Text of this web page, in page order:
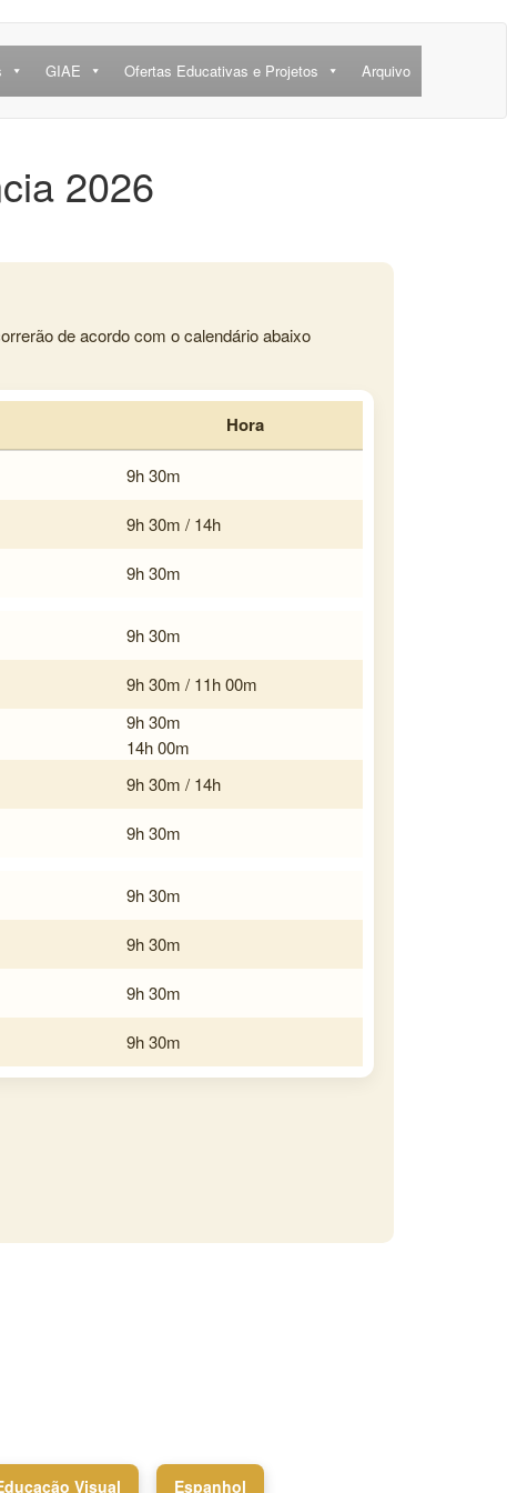
GIAE Ofertas Educativas e Projetos Arquivo
2026
de acordo com o calendário abaixo
Hora
9h 30m
9h 30m / 14h
9h 30m
9h 30m
9h 30m / 11h 00m
9h 30m
14h 00m
9h 30m / 14h
9h 30m
9h 30m
9h 30m
9h 30m
9h 30m
Visual Espanhol